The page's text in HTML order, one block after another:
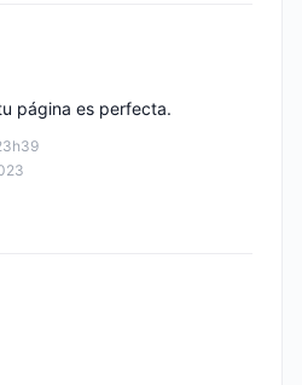
página es perfecta.